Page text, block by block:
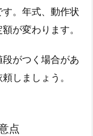
。年式、動作状
が変わります。
がつく場合があ
しましょう。
点